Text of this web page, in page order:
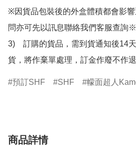
※因貨品包裝後的外盒體積都會影
問亦可先以訊息聯絡我們客服查詢※
3)　訂購的貨品，需到貨通知後14
貨，將作棄單處理，訂金作廢不作
預訂SHF SHF 幪面超人
商品詳情